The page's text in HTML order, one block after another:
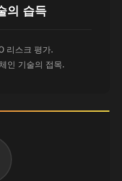
의 습득
리스크 평가.
인 기술의 접목.